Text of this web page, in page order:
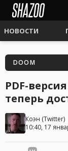
НОВОСТИ
DOOM
PDF-
теперь
Коэн (Twitter)
10:40, 17